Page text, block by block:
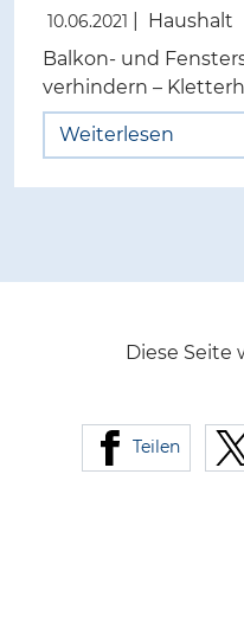
10.06.2021
Haushalt
Balkon- und
verhindern –
Weiterlesen
Diese Seite
Teilen